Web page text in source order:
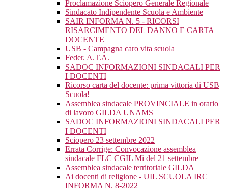
Proclamazione Sciopero Generale Regionale
Sindacato Indipendente Scuola e Ambiente
SAIR INFORMA N. 5 - RICORSI
RISARCIMENTO DEL DANNO E CARTA
DOCENTE
USB - Campagna caro vita scuola
Feder. A.T.A.
SADOC INFORMAZIONI SINDACALI PER
I DOCENTI
Ricorso carta del docente: prima vittoria di USB
Scuola!
Assemblea sindacale PROVINCIALE in orario
di lavoro GILDA UNAMS
SADOC INFORMAZIONI SINDACALI PER
I DOCENTI
Sciopero 23 settembre 2022
Errata Corrige: Convocazione assemblea
sindacale FLC CGIL Mi del 21 settembre
Assemblea sindacale territoriale GILDA
Ai docenti di religione - UIL SCUOLA IRC
INFORMA N. 8-2022